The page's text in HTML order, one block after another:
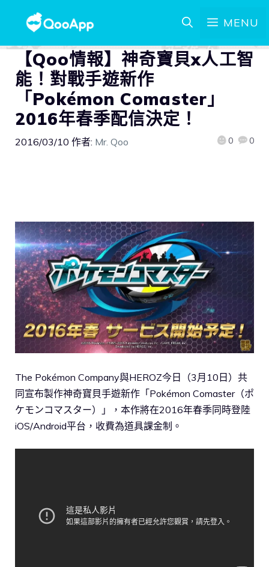
MENU
【Qoo情報】神奇寶貝x人工智
能！對戰手遊新作
「Pokémon Comaster」
2016年春季配信決定！
2016/03/10 作者: Mr. Qoo 0 0
The Pokémon Company與HEROZ今日（3月10日）共
同宣布製作神奇寶貝手遊新作「Pokémon Comaster（ポ
ケモンコマスター）」，本作將在2016年春季同時登陸
iOS/Android平台，收費為道具課金制。